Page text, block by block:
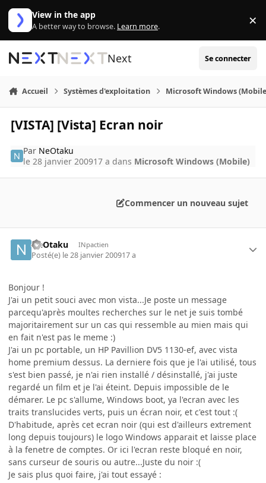
Aller au contenu
View in the app
A better way to browse. Learn more. ×
Next Se connecter
Accueil Systèmes d'exploitation Microsoft Windows
[VISTA] [Vista] Ecran noir
Par NeOtaku
le 28 janvier 200917 a dans Microsoft Windows (Mobile)
Commencer un nouveau sujet
NeOtaku INpactien
Posté(e) le 28 janvier 200917 a
Bonjour !
J'ai un petit souci avec mon vista...Je poste un message
parcequ'après moultes recherches sur le net je suis tombé
majoritairement sur un cas qui ressemble au mien mais qui
en fait n'est pas le meme :)
J'ai un pc portable, un HP Pavillion DV5 1130-ef, avec vista
home premium dessus. La derniere fois que je l'ai utilisé, tous
s'est bien passé, je n'ai rien installé / désinstallé, j'ai juste
regardé un film et je l'ai éteint. Depuis impossible de le
démarer. Le pc s'allume, Windows boot, ya l'ecran avec les
traits translucides verts, puis un écran noir, et c'est tout :(
D'habitude, après cet ecran noir (qui est d'ailleurs extrement
long depuis toujours) le logo Windows apparait et laisse place
à la fenetre de comptes. Or ici l'ecran reste bloqué en noir,
sans curseur de souris ou autre...Juste du noir :(
Je sais plus quoi faire, j'ai tout essayé :